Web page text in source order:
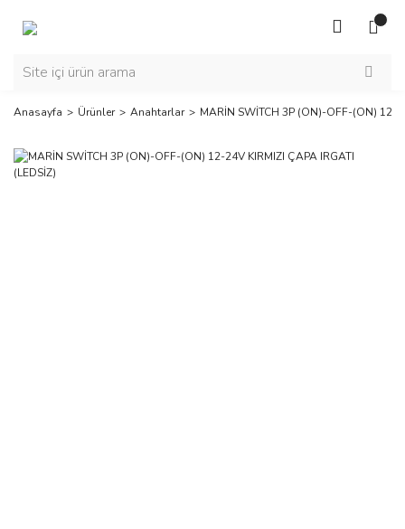
Anasayfa Ürünler Anahtarlar MARİN SWİTCH 3P (ON)-OFF-(ON) 12-